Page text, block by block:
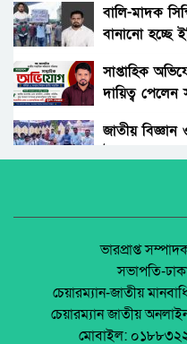
কাঠ চুরি!
সৎ মায়ের
সতর্কবার্তা
রাস্তায়
সড়কের দায়
কর্মকর্তার
কুবি শিক্ষককে
নিলো দুর্বৃত্তরা।
বালি-মাদক
বানানো হচ্ছে
সাপ্তাহিক
দায়িত্ব
জাতীয় বিজ্ঞান
জেলা আইন-
পলাশবাড়ীতে
অনুষ্ঠিত।
ভারপ্রাপ্ত
সভাপতি-
চেয়ারম্যান-জাতীয়
চেয়ারম্যান জাতীয়
মোবাইল: